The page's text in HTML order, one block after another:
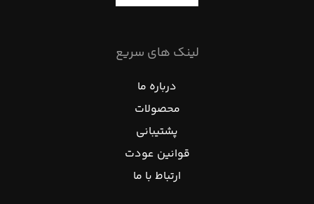
لینک های سریع
درباره ما
محصولات
پشتیبانی
قوانین عودت
ارتباط با ما